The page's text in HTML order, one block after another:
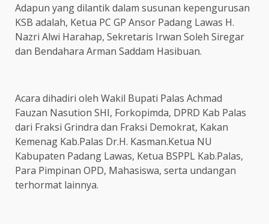
Adapun yang dilantik dalam susunan kepengurusan
KSB adalah, Ketua PC GP Ansor Padang Lawas H.
Nazri Alwi Harahap, Sekretaris Irwan Soleh Siregar
dan Bendahara Arman Saddam Hasibuan.
Acara dihadiri oleh Wakil Bupati Palas Achmad
Fauzan Nasution SHI, Forkopimda, DPRD Kab Palas
dari Fraksi Grindra dan Fraksi Demokrat, Kakan
Kemenag Kab.Palas Dr.H. Kasman.Ketua NU
Kabupaten Padang Lawas, Ketua BSPPL Kab.Palas,
Para Pimpinan OPD, Mahasiswa, serta undangan
terhormat lainnya.